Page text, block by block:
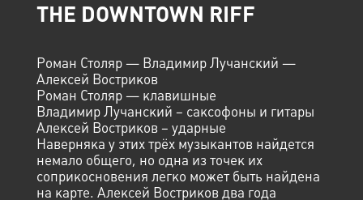
THE DOWNTOWN RIFF
Роман Столяр — Владимир Лучанский —
Алексей Востриков
Роман Столяр — клавишные
Владимир Лучанский – саксофоны и гитары
Алексей Востриков – ударные
Наверняка у этих трёх музыкантов найдется
немало общего, но одна из точек их
соприкосновения легко может быть найдена
на карте. Алексей Востриков два года